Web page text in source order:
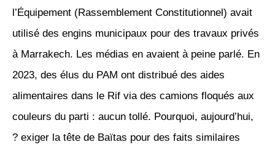
l’Équipement (Rassemblement Constitutionnel) avait
utilisé des engins municipaux pour des travaux privés
à Marrakech. Les médias en avaient à peine parlé. En
2023, des élus du PAM ont distribué des aides
alimentaires dans le Rif via des camions floqués aux
couleurs du parti : aucun tollé. Pourquoi, aujourd’hui,
exiger la tête de Baïtas pour des faits similaires ?